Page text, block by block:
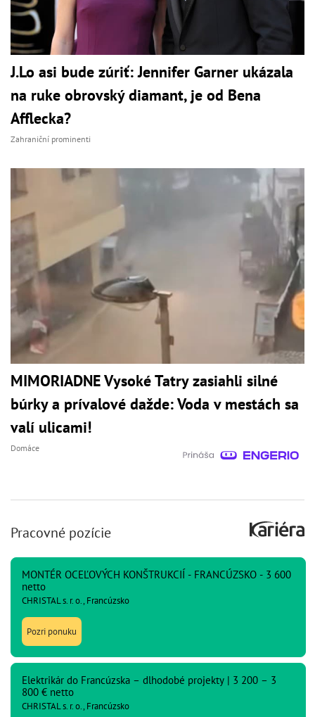
J.Lo asi bude zúriť: Jennifer Garner ukázala
na ruke obrovský diamant, je od Bena
Afflecka?
Zahraniční prominenti
MIMORIADNE Vysoké Tatry zasiahli silné
búrky a prívalové dažde: Voda v mestách sa
valí ulicami!
Domáce
Pracovné pozície
MONTÉR OCEĽOVÝCH KONŠTRUKCIÍ - FRANCÚZSKO - 3 600
netto
CHRISTAL s. r. o., Francúzsko
Pozri ponuku
Elektrikár do Francúzska – dlhodobé projekty | 3 200 – 3
800 € netto
CHRISTAL s. r. o., Francúzsko